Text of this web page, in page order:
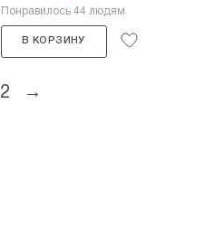
Понравилось 44 людям
В КОРЗИНУ
2 →